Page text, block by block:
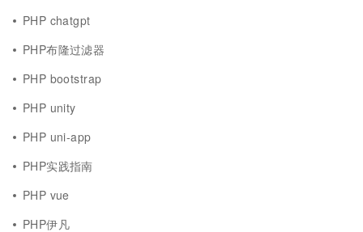
PHP chatgpt
PHP布隆过滤器
PHP bootstrap
PHP unity
PHP uni-app
PHP实践指南
PHP vue
PHP伊凡